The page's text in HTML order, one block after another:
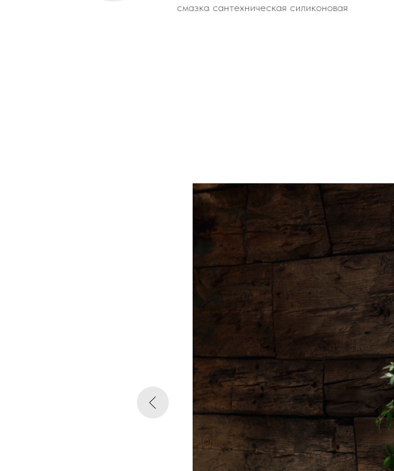
смазка сантехническая силиконовая